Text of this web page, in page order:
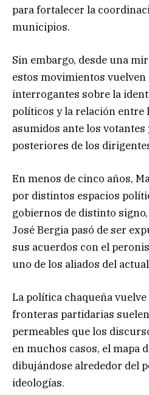
para fortalecer la
municipios.
Sin embargo, desde una
estos movimientos vuelven
interrogantes sobre la
políticos y la relación entre
asumidos ante los votantes
posteriores de los
En menos de cinco años,
por distintos espacios
gobiernos de distinto
José Bergia pasó de ser
sus acuerdos con el
uno de los aliados del
La política chaqueña
fronteras partidarias
permeables que los
en muchos casos, el mapa
dibujándose alrededor del
ideologías.